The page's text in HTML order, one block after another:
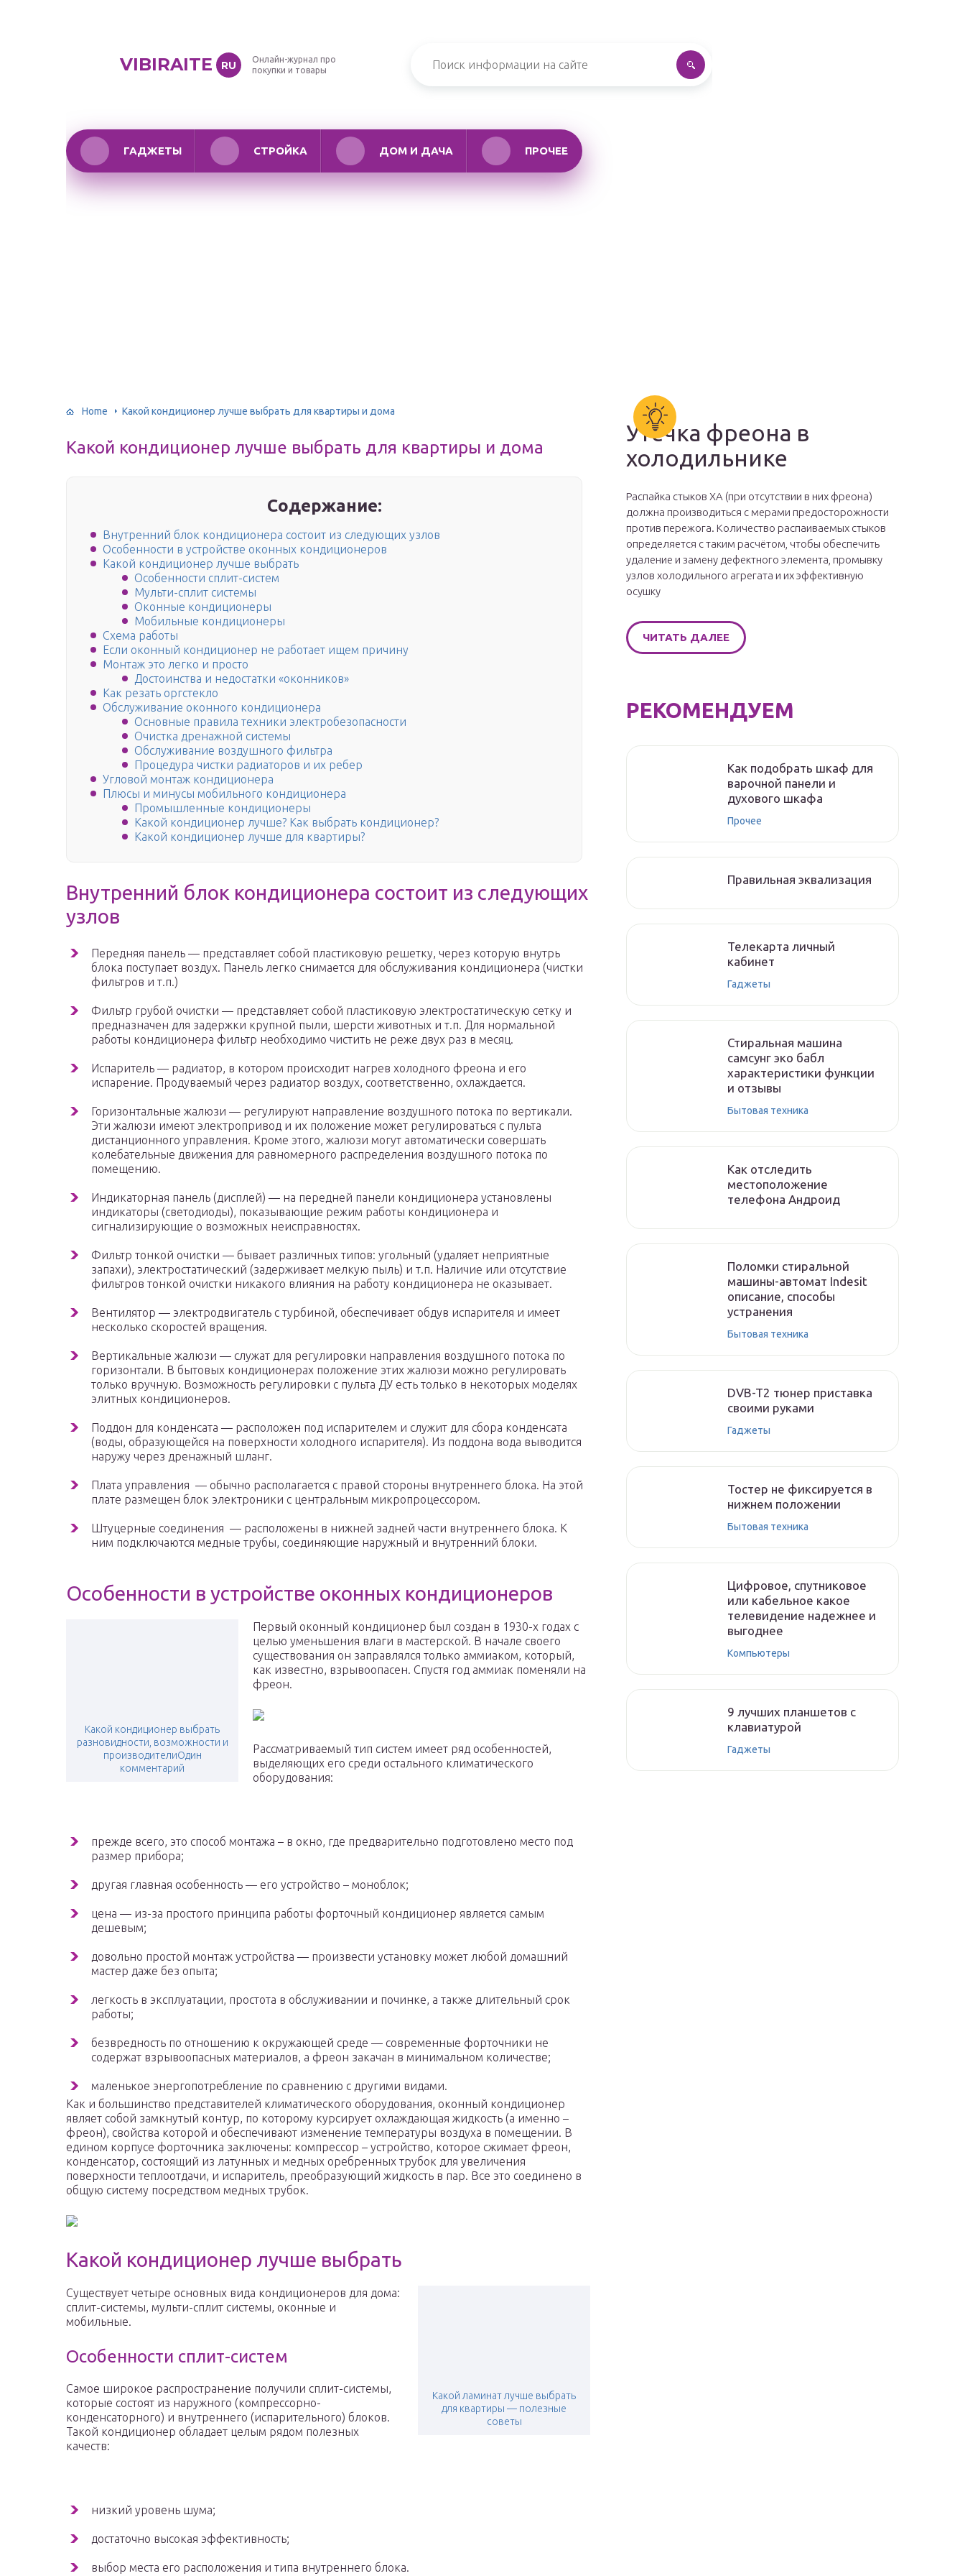
VIBIRAITE RU
Онлайн-журнал про
покупки и товары
ГАДЖЕТЫ СТРОЙКА ДОМ И ДАЧА ПРОЧЕЕ
Home Какой кондиционер лучше выбрать для квартиры и дома
Какой кондиционер лучше выбрать для квартиры и дома
Содержание:
Внутренний блок кондиционера состоит из следующих узлов
Особенности в устройстве оконных кондиционеров
Какой кондиционер лучше выбрать
Особенности сплит-систем
Мульти-сплит системы
Оконные кондиционеры
Мобильные кондиционеры
Схема работы
Если оконный кондиционер не работает ищем причину
Монтаж это легко и просто
Достоинства и недостатки «оконников»
Как резать оргстекло
Обслуживание оконного кондиционера
Основные правила техники электробезопасности
Очистка дренажной системы
Обслуживание воздушного фильтра
Процедура чистки радиаторов и их ребер
Угловой монтаж кондиционера
Плюсы и минусы мобильного кондиционера
Промышленные кондиционеры
Какой кондиционер лучше? Как выбрать кондиционер?
Какой кондиционер лучше для квартиры?
Внутренний блок кондиционера состоит из следующих
узлов
Передняя панель — представляет собой пластиковую решетку, через которую внутрь
блока поступает воздух. Панель легко снимается для обслуживания кондиционера (чистки
фильтров и т.п.)
Фильтр грубой очистки — представляет собой пластиковую электростатическую сетку и
предназначен для задержки крупной пыли, шерсти животных и т.п. Для нормальной
работы кондиционера фильтр необходимо чистить не реже двух раз в месяц.
Испаритель — радиатор, в котором происходит нагрев холодного фреона и его
испарение. Продуваемый через радиатор воздух, соответственно, охлаждается.
Горизонтальные жалюзи — регулируют направление воздушного потока по вертикали.
Эти жалюзи имеют электропривод и их положение может регулироваться с пульта
дистанционного управления. Кроме этого, жалюзи могут автоматически совершать
колебательные движения для равномерного распределения воздушного потока по
помещению.
Индикаторная панель (дисплей) — на передней панели кондиционера установлены
индикаторы (светодиоды), показывающие режим работы кондиционера и
сигнализирующие о возможных неисправностях.
Фильтр тонкой очистки — бывает различных типов: угольный (удаляет неприятные
запахи), электростатический (задерживает мелкую пыль) и т.п. Наличие или отсутствие
фильтров тонкой очистки никакого влияния на работу кондиционера не оказывает.
Вентилятор — электродвигатель с турбиной, обеспечивает обдув испарителя и имеет
несколько скоростей вращения.
Вертикальные жалюзи — служат для регулировки направления воздушного потока по
горизонтали. В бытовых кондиционерах положение этих жалюзи можно регулировать
только вручную. Возможность регулировки с пульта ДУ есть только в некоторых моделях
элитных кондиционеров.
Поддон для конденсата — расположен под испарителем и служит для сбора конденсата
(воды, образующейся на поверхности холодного испарителя). Из поддона вода выводится
наружу через дренажный шланг.
Плата управления — обычно располагается с правой стороны внутреннего блока. На этой
плате размещен блок электроники с центральным микропроцессором.
Штуцерные соединения — расположены в нижней задней части внутреннего блока. К
ним подключаются медные трубы, соединяющие наружный и внутренний блоки.
Особенности в устройстве оконных кондиционеров
Какой кондиционер выбрать
разновидности, возможности и
производителиОдин
комментарий
Первый оконный кондиционер был создан в 1930-х годах с
целью уменьшения влаги в мастерской. В начале своего
существования он заправлялся только аммиаком, который,
как известно, взрывоопасен. Спустя год аммиак поменяли на
фреон.
Рассматриваемый тип систем имеет ряд особенностей,
выделяющих его среди остального климатического
оборудования:
прежде всего, это способ монтажа – в окно, где предварительно подготовлено место под
размер прибора;
другая главная особенность — его устройство – моноблок;
цена — из-за простого принципа работы форточный кондиционер является самым
дешевым;
довольно простой монтаж устройства — произвести установку может любой домашний
мастер даже без опыта;
легкость в эксплуатации, простота в обслуживании и починке, а также длительный срок
работы;
безвредность по отношению к окружающей среде — современные форточники не
содержат взрывоопасных материалов, а фреон закачан в минимальном количестве;
маленькое энергопотребление по сравнению с другими видами.
Как и большинство представителей климатического оборудования, оконный кондиционер
являет собой замкнутый контур, по которому курсирует охлаждающая жидкость (а именно –
фреон), свойства которой и обеспечивают изменение температуры воздуха в помещении. В
едином корпусе форточника заключены: компрессор – устройство, которое сжимает фреон,
конденсатор, состоящий из латунных и медных оребренных трубок для увеличения
поверхности теплоотдачи, и испаритель, преобразующий жидкость в пар. Все это соединено в
общую систему посредством медных трубок.
Какой кондиционер лучше выбрать
Какой ламинат лучше выбрать
для квартиры — полезные
советы
Существует четыре основных вида кондиционеров для дома:
сплит-системы, мульти-сплит системы, оконные и
мобильные.
Особенности сплит-систем
Самое широкое распространение получили сплит-системы,
которые состоят из наружного (компрессорно-
конденсаторного) и внутреннего (испарительного) блоков.
Такой кондиционер обладает целым рядом полезных
качеств:
низкий уровень шума;
достаточно высокая эффективность;
выбор места его расположения и типа внутреннего блока.
Утечка фреона в
холодильнике
Распайка стыков ХА (при отсутствии в них фреона)
должна производиться с мерами предосторожности
против пережога. Количество распаиваемых стыков
определяется с таким расчётом, чтобы обеспечить
удаление и замену дефектного элемента, промывку
узлов холодильного агрегата и их эффективную
осушку
ЧИТАТЬ ДАЛЕЕ
РЕКОМЕНДУЕМ
Как подобрать шкаф для
варочной панели и
духового шкафа
Прочее
Правильная эквализация
Телекарта личный
кабинет
Гаджеты
Стиральная машина
самсунг эко бабл
характеристики функции
и отзывы
Бытовая техника
Как отследить
местоположение
телефона Андроид
Поломки стиральной
машины-автомат Indesit
описание, способы
устранения
Бытовая техника
DVB-T2 тюнер приставка
своими руками
Гаджеты
Тостер не фиксируется в
нижнем положении
Бытовая техника
Цифровое, спутниковое
или кабельное какое
телевидение надежнее и
выгоднее
Компьютеры
9 лучших планшетов с
клавиатурой
Гаджеты